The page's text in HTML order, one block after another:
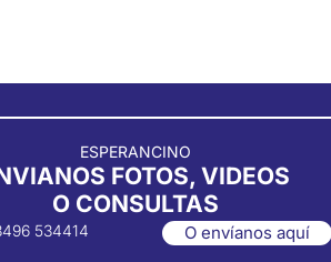
ESPERANCINO
FOTOS, VIDEOS
O CONSULTAS
534414 O envíanos aquí